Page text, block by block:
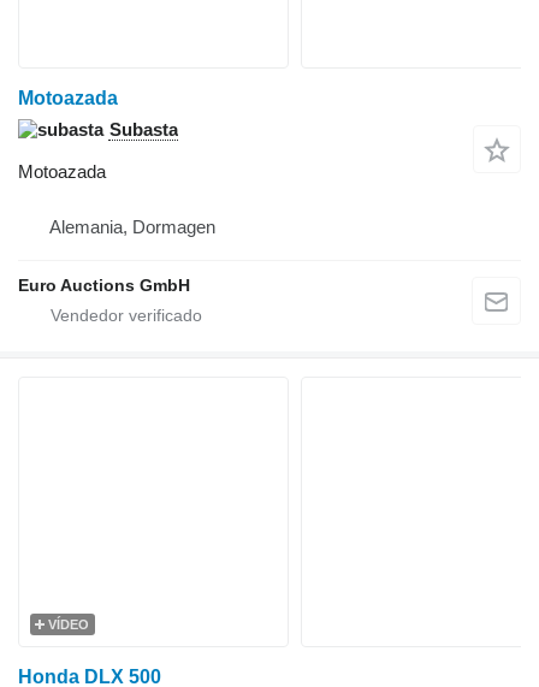
Motoazada
Subasta
Motoazada
Alemania, Dormagen
Euro Auctions GmbH
VÍDEO
Honda DLX 500